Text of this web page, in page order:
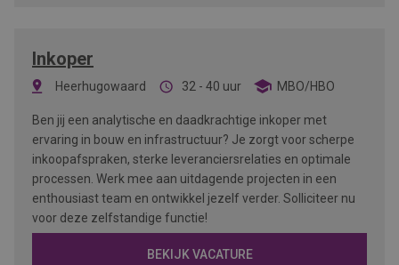
Inkoper
Heerhugowaard 32 - 40 uur MBO/HBO
Ben jij een analytische en daadkrachtige inkoper met
ervaring in bouw en infrastructuur? Je zorgt voor scherpe
inkoopafspraken, sterke leveranciersrelaties en optimale
processen. Werk mee aan uitdagende projecten in een
enthousiast team en ontwikkel jezelf verder. Solliciteer nu
voor deze zelfstandige functie!
BEKIJK VACATURE